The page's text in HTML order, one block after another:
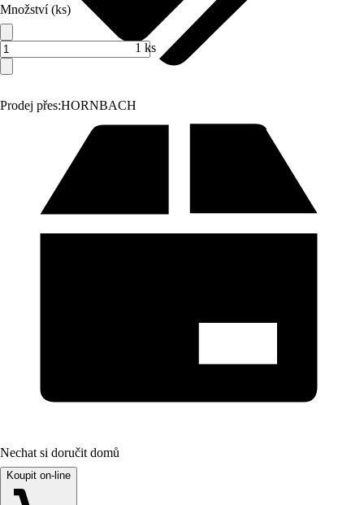
Prodej přes:HORNBACH
Množství (ks)
1 ks
Nechat si doručit domů
Koupit on-line